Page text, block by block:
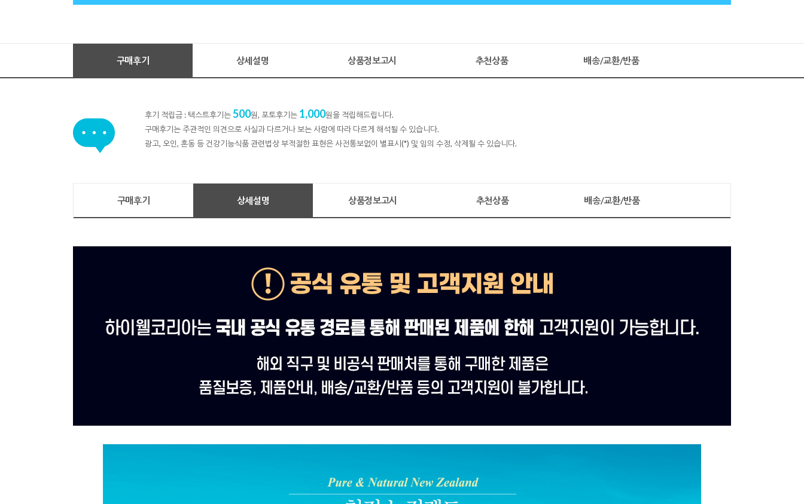
구매후기 상세설명 상품정보고시 추천상품 배송/교환/반품
후기 적립금 : 텍스트후기는500원, 포토후기는 1,000원을 적립해드립니다.
구매후기는 주관적인 의견으로 사실과 다르거나 보는 사람에 따라 다르게 해석될 수 있습니다.
광고, 오인, 혼동 등 건강기능식품 관련법상 부적절한 표현은 사전통보없이 별표시(*) 및 임의 수정, 삭제될 수 있습니다.
구매후기 상세설명 상품정보고시 추천상품 배송/교환/반품